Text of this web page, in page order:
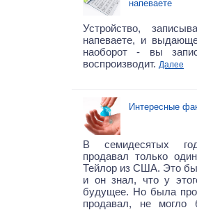
напеваете
Устройство,
напеваете, и
наоборот - вы
воспроизводит. Далее
Интересные
В семидесятых
продавал только
Тейлор из США. Это
и он знал, что у
будущее. Но была
продавал, не могло